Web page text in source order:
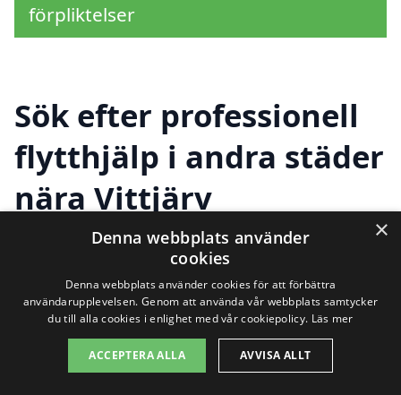
förpliktelser
Sök efter professionell
flytthjälp i andra städer
nära Vittjärv
Att flytta kan vara en både spännande
och utmanande tid, och det kan vara en
stor hjälp att anlita professionell
flytthjälp. Om du söker efter flytthjälp i
×
Denna webbplats använder
cookies
Denna webbplats använder cookies för att förbättra
användarupplevelsen. Genom att använda vår webbplats samtycker
du till alla cookies i enlighet med vår cookiepolicy. Läs mer
ACCEPTERA ALLA AVVISA ALLT